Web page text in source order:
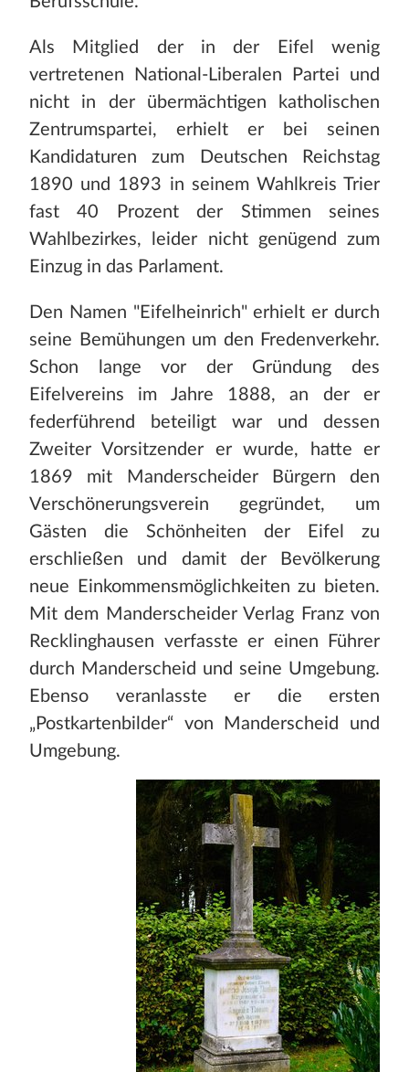
Als Mitglied der in der Eifel wenig
vertretenen National-Liberalen Partei und
nicht in der übermächtigen katholischen
Zentrumspartei, erhielt er bei seinen
Kandidaturen zum Deutschen Reichstag
1890 und 1893 in seinem Wahlkreis Trier
fast 40 Prozent der Stimmen seines
Wahlbezirkes, leider nicht genügend zum
Einzug in das Parlament.
Den Namen "Eifelheinrich" erhielt er durch
seine Bemühungen um den Fredenverkehr.
Schon lange vor der Gründung des
Eifelvereins im Jahre 1888, an der er
federführend beteiligt war und dessen
Zweiter Vorsitzender er wurde, hatte er
1869 mit Manderscheider Bürgern den
Verschönerungsverein gegründet, um
Gästen die Schönheiten der Eifel zu
erschließen und damit der Bevölkerung
neue Einkommensmöglichkeiten zu bieten.
Mit dem Manderscheider Verlag Franz von
Recklinghausen verfasste er einen Führer
durch Manderscheid und seine Umgebung.
Ebenso veranlasste er die ersten
„Postkartenbilder“ von Manderscheid und
Umgebung.